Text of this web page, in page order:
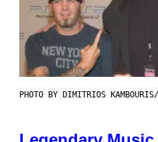
PHOTO BY DIMITRIOS